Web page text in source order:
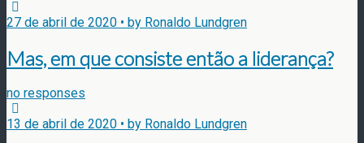
27 de abril de 2020 • by Ronaldo Lundgren
Mas, em que consiste então a liderança?
no responses
13 de abril de 2020 • by Ronaldo Lundgren